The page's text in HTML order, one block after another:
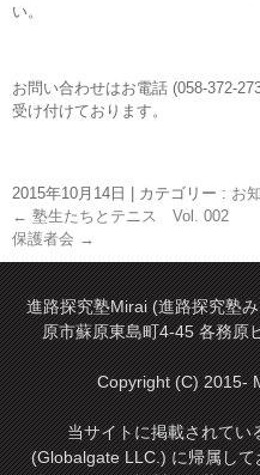
い。
お問い合わせはお電話 (058-372-
受け付けております。
2015年10月14日 カテゴリー : お
← 塾生たちとテニス Vol. 002
保護者会 →
進路探究塾Mirai (進路探究
原市蘇原東島町4-45 各務
Copyright (C) 2015-
当サイトに掲載されてい
(Globalgate LLC.) に帰属し